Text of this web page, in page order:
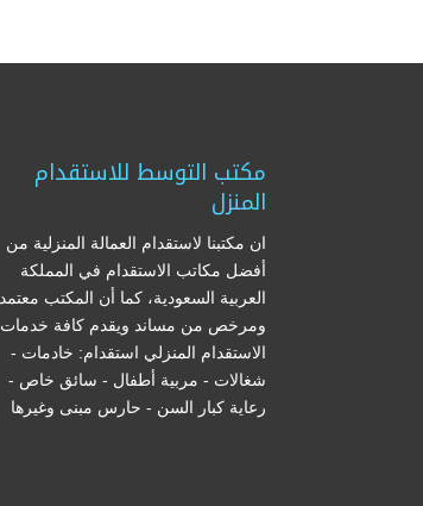
مكتب التوسط للاستقدام
المنزل
ان مكتبنا لاستقدام العمالة المنزلية من
أفضل مكاتب الاستقدام في المملكة
العربية السعودية، كما أن المكتب معتمد
ومرخص من مساند ويقدم كافة خدمات
الاستقدام المنزلي استقدام: خادمات -
شغالات - مربية أطفال - سائق خاص -
رعاية كبار السن - حارس مبنى وغيرها